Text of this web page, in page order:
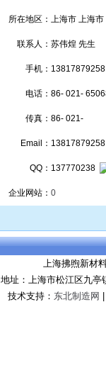
所在地区： 上海市 上海市
联系人： 苏伟煌 先生
手机： 13817879258
电话： 86- 021-
传真： 86- 021-
Email：
QQ： 137770238
企业网站： 0
上海拂煦新材
地址：上海市松江区九亭
技术支持： 东北制造网